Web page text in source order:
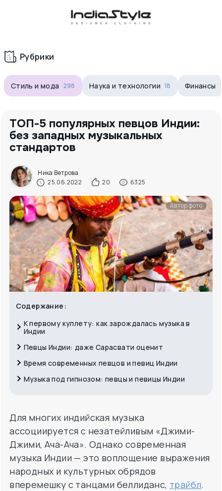
Корзина
В корзиненеттоваров
Корзина покупок пуста..
Рубрики
Стиль и мода 298 Наука и технологии 18 Финансы
ТОП-5 популярных певцов Индии:
без западных музыкальных
стандартов
Ника Ветрова
25.06.2022
20 6325
Автор фото
Содержание:
К первому куплету: как зарождалась музыка в
Индии
Певцы Индии: даже Сарасвати оценит
Время современных певцов и певиц Индии
Музыка под гипнозом: певцы и певицы Индии
Для многих индийская музыка
ассоциируется с незатейливым «Джими-
Джими, Ача-Ача». Однако современная
музыка Индии — это воплощение выражения
народных и культурных обрядов
вперемешку с танцами беллиданс, трайбл.